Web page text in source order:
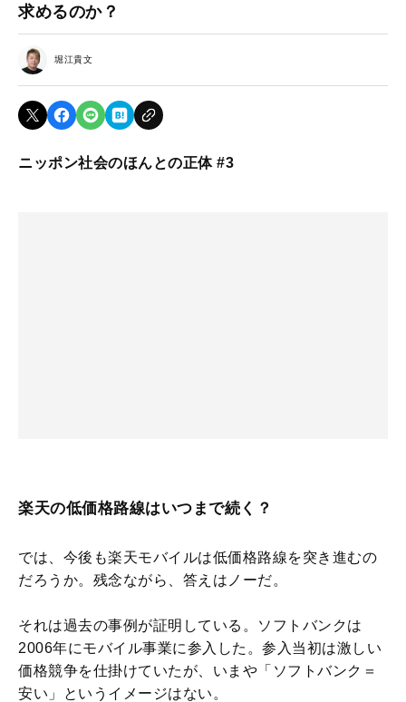
求めるのか？
堀江貴文
ニッポン社会のほんとの正体 #3
楽天の低価格路線はいつまで続く？
では、今後も楽天モバイルは低価格路線を突き進むの
だろうか。残念ながら、答えはノーだ。
それは過去の事例が証明している。ソフトバンクは
2006年にモバイル事業に参入した。参入当初は激しい
価格競争を仕掛けていたが、いまや「ソフトバンク＝
安い」というイメージはない。